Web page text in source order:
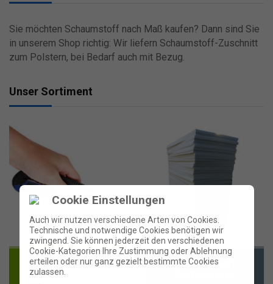
Cookie Einstellungen
Auch wir nutzen verschiedene Arten von Cookies.
Technische und notwendige Cookies benötigen wir
zwingend. Sie können jederzeit den verschiedenen
Cookie-Kategorien Ihre Zustimmung oder Ablehnung
erteilen oder nur ganz gezielt bestimmte Cookies
zulassen.
Sie möchten Schaumstoff nach Maß kaufen? Dann sind Sie
in unserem Shop richtig: Wir liefern Schaumstoff-Zuschnitt
zum Polstern, bei Bedarf auch mit Bezug.
Unser Sortiment
Schaumstoff-
Zuschnitt
Schaumstoff-